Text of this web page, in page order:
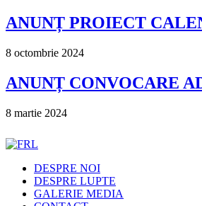
ANUNȚ PROIECT
8 octombrie 2024
ANUNȚ CONVOCARE
8 martie 2024
DESPRE NOI
DESPRE LUPTE
GALERIE MEDIA